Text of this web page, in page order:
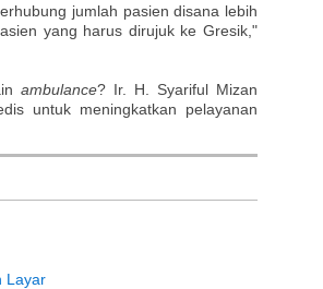
jumlah pasien disana lebih
yang harus dirujuk ke Gresik,"
ambulance? Ir. H. Syariful Mizan
untuk meningkatkan pelayanan
Layar